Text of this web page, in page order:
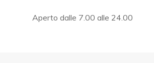
Aperto dalle 7.00 alle 24.00